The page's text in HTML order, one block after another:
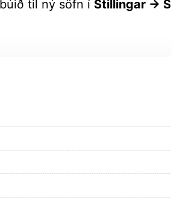
til ný söfn í Stillingar ->